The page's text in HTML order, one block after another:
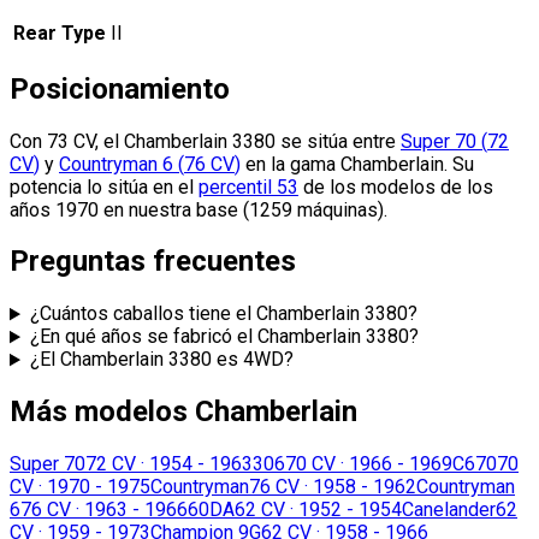
Rear Type II
Posicionamiento
Con 73 CV, el Chamberlain 3380 se sitúa entre Super 70 (72
CV) y Countryman 6 (76 CV) en la gama Chamberlain. Su
potencia lo sitúa en el percentil 53 de los modelos de los
años 1970 en nuestra base (1259 máquinas).
Preguntas frecuentes
¿Cuántos caballos tiene el Chamberlain 3380?
¿En qué años se fabricó el Chamberlain 3380?
¿El Chamberlain 3380 es 4WD?
Más modelos Chamberlain
Super 7072 CV · 1954 - 196330670 CV · 1966 - 1969C67070
CV · 1970 - 1975Countryman76 CV · 1958 - 1962Countryman
676 CV · 1963 - 196660DA62 CV · 1952 - 1954Canelander62
CV · 1959 - 1973Champion 9G62 CV · 1958 - 1966